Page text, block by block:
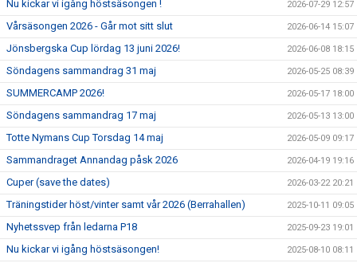
Nu kickar vi igång höstsäsongen ! 2026-07-29 12:57
Vårsäsongen 2026 - Går mot sitt slut 2026-06-14 15:07
Jönsbergska Cup lördag 13 juni 2026! 2026-06-08 18:15
Söndagens sammandrag 31 maj 2026-05-25 08:39
SUMMERCAMP 2026! 2026-05-17 18:00
Söndagens sammandrag 17 maj 2026-05-13 13:00
Totte Nymans Cup Torsdag 14 maj 2026-05-09 09:17
Sammandraget Annandag påsk 2026 2026-04-19 19:16
Cuper (save the dates) 2026-03-22 20:21
Träningstider höst/vinter samt vår 2026 (Berrahallen) 2025-10-11 09:05
Nyhetssvep från ledarna P18 2025-09-23 19:01
Nu kickar vi igång höstsäsongen! 2025-08-10 08:11